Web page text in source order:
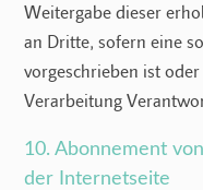
Weitergabe dieser
an Dritte, sofern eine
vorgeschrieben ist
Verarbeitung
10. Abonnement
der Internetseite